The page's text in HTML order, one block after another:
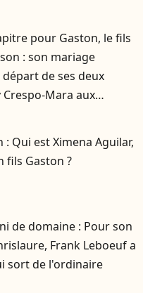
pour Gaston, le fils
: son mariage
de ses deux
Mara aux
Qui est Ximena Aguilar,
fils Gaston ?
de domaine : Pour son
Frank Leboeuf a
sort de l'ordinaire